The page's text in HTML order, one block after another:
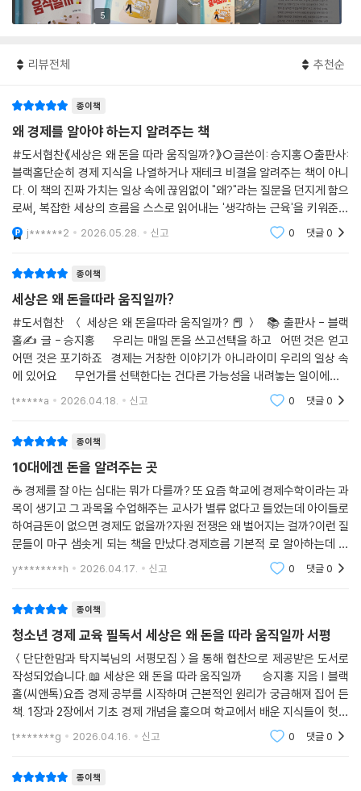
5
리뷰전체 추천순
종이책
왜 경제를 알아야 하는지 알려주는 책
#도서협찬《세상은 왜 돈을 따라 움직일까?》○글쓴이: 승지홍○출판사:
블랙홀단순히 경제 지식을 나열하거나 재테크 비결을 알려주는 책이 아니
다. 이 책의 진짜 가치는 일상 속에 끊임없이 "왜?"라는 질문을 던지게 함으
로써, 복잡한 세상의 흐름을 스스로 읽어내는 '생각하는 근육'을 키워준다
는 데 있다.이 책은 교과서 속 지식들을 현실의 뉴스와 우리의 실제 삶 속으
로 생생하게
j******2 2026.05.28. 신고 0 댓글0
종이책
세상은 왜 돈을따라 움직일까?
#도서협찬⠀＜ 세상은 왜 돈을따라 움직일까? 📕＞⠀📚 출판사 - 블랙
홀✍️ 글 - 승지홍⠀⠀우리는 매일 돈을 쓰고선택을 하고⠀어떤 것은 얻고
어떤 것은 포기하죠⠀경제는 거창한 이야기가 아니라이미 우리의 일상 속
에 있어요⠀⠀무언가를 선택한다는 건다른 가능성을 내려놓는 일이에요⠀
그것을 ‘기회비용’이라고 하죠⠀포기하게 되는 것을 생각하면결국 더 중요
t*****a 2026.04.18. 신고 0 댓글0
종이책
10대에겐 돈을 알려주는 곳
☕️ 경제를 잘 아는 십대는 뭐가 다를까? 또 요즘 학교에 경제수학이라는 과
목이 생기고 그 과목울 수업해주는 교사가 별류 없다고 들었는데 아이들로
하여금돈이 없으면 경제도 없을까?자원 전쟁은 왜 벌어지는 걸까?이런 질
문들이 마구 샘솟게 되는 책을 만났다.경제흐름 기본적 로 알아하는데 아
이들에겐 쉽고 재밌고 탁월한 책.
y********h 2026.04.17. 신고 0 댓글0
종이책
청소년 경제 교육 필독서 세상은 왜 돈을 따라 움직일까 서평
＜단단한맘과 탁지북님의 서평모집＞을 통해 협찬으로 제공받은 도서로
작성되었습니다.📖 세상은 왜 돈을 따라 움직일까 승지홍 지음 | 블랙
홀(씨앤톡)요즘 경제 공부를 시작하며 근본적인 원리가 궁금해져 집어 든
책. 1장과 2장에서 기초 경제 개념을 훑으며 학교에서 배운 지식들이 헛되
지 않았음에 안도하며 가벼운 마음으로 시작했다. 마치 옆에서 친절하게
과외를 해주는
t*******g 2026.04.16. 신고 0 댓글0
종이책